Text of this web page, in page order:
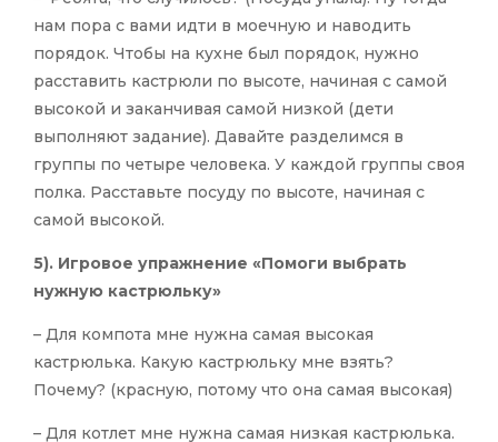
нам пора с вами идти в моечную и наводить
порядок. Чтобы на кухне был порядок, нужно
расставить кастрюли по высоте, начиная с самой
высокой и заканчивая самой низкой (дети
выполняют задание). Давайте разделимся в
группы по четыре человека. У каждой группы своя
полка. Расставьте посуду по высоте, начиная с
самой высокой.
5). Игровое упражнение «Помоги выбрать
нужную кастрюльку»
– Для компота мне нужна самая высокая
кастрюлька. Какую кастрюльку мне взять?
Почему? (красную, потому что она самая высокая)
– Для котлет мне нужна самая низкая кастрюлька.